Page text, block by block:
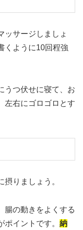
ッサージしましょ
くように10回程強
うつ伏せに寝て、お
左右にゴロゴロとす
りましょう。
腸の動きをよくする
イントです。 納